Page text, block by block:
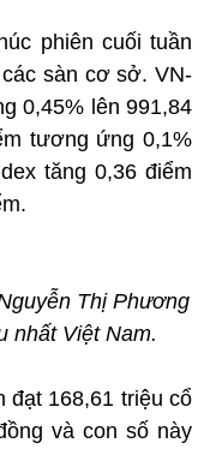
phiên cuối tuần
các sàn cơ sở. VN-
0,45% lên 991,84
tương ứng 0,1%
tăng 0,36 điểm
Thị Phương
nhất Việt Nam.
đạt 168,61 triệu cổ
và con số này